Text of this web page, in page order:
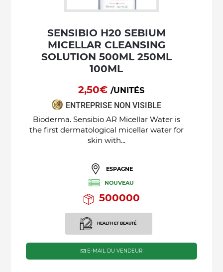
SENSIBIO H20 SEBIUM
MICELLAR CLEANSING
SOLUTION 500ML 250ML
100ML
2,50€/UNITÉS
ENTREPRISE NON VISIBLE
Bioderma. Sensibio AR Micellar Water is
the first dermatological micellar water for
skin with...
ESPAGNE
NOUVEAU
500000
HEALTH ET BEAUTÉ
E-MAIL DU VENDEUR